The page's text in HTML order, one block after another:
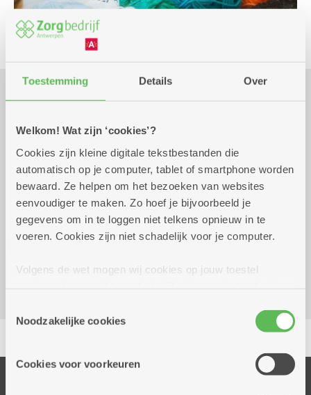
Toestemming Details Over
Welkom! Wat zijn ‘cookies’?
Cookies zijn kleine digitale tekstbestanden die
automatisch op je computer, tablet of smartphone worden
bewaard. Ze helpen om het bezoeken van websites
eenvoudiger te maken. Zo hoef je bijvoorbeeld je
gegevens om in te loggen niet telkens opnieuw in te
voeren. Cookies zijn niet schadelijk voor je computer.
Volgens de wet mogen wij cookies op jouw toestel
cookies hebben we jouw toestemming nodig. Sommige
cookies worden geplaatst door derde partijen die een
informatie over jouw (geanonimiseerd) gebruik van onze
Noodzakelijke cookies
Cookies voor voorkeuren
Wekelijks op donderdag tot 31
december 2026
10.00 uur tot
16.00 uur
Gratis
Kombine Boeksveld (dienstencentrum)
2610 Wilrijk
Delen